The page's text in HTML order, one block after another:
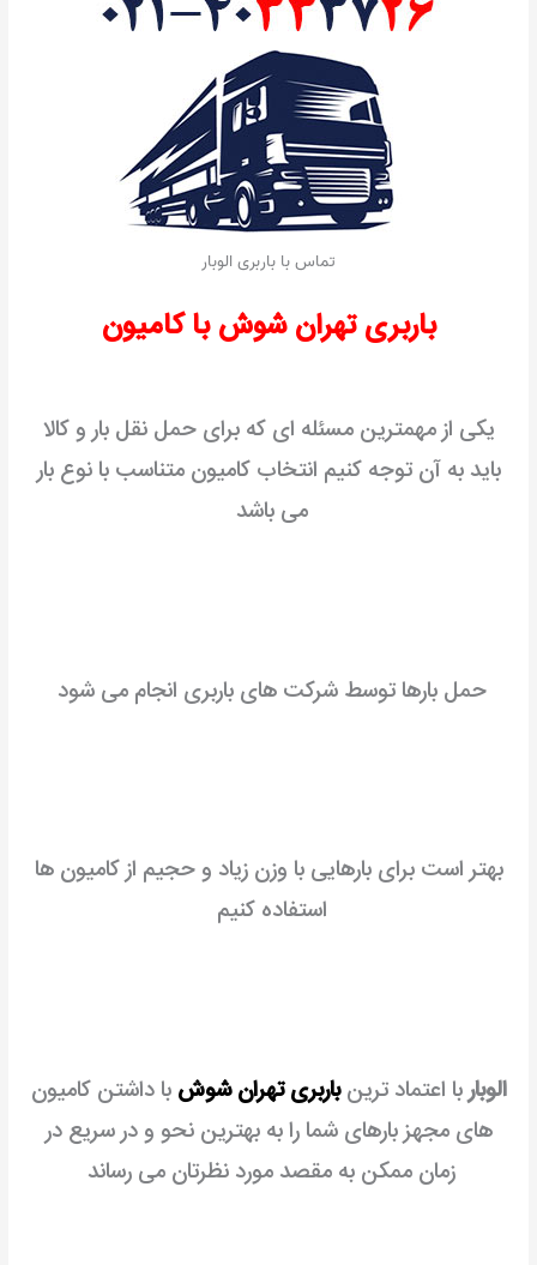
تماس با باربری الوبار
باربری تهران شوش با کامیون
یکی از مهمترین مسئله ای که برای حمل نقل بار و کالا
باید به آن توجه کنیم انتخاب کامیون متناسب با نوع بار
می باشد
حمل بارها توسط شرکت های باربری انجام می شود
بهتر است برای بارهایی با وزن زیاد و حجیم از کامیون ها
استفاده کنیم
الوباربا اعتماد ترینباربری تهران شوش با داشتن کامیون
های مجهز بارهای شما را به بهترین نحو و در سریع در
زمان ممکن به مقصد مورد نظرتان می رساند